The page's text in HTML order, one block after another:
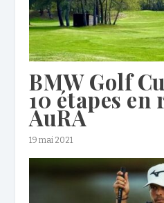
BMW Golf
10 étapes en
AuRA
19 mai 2021